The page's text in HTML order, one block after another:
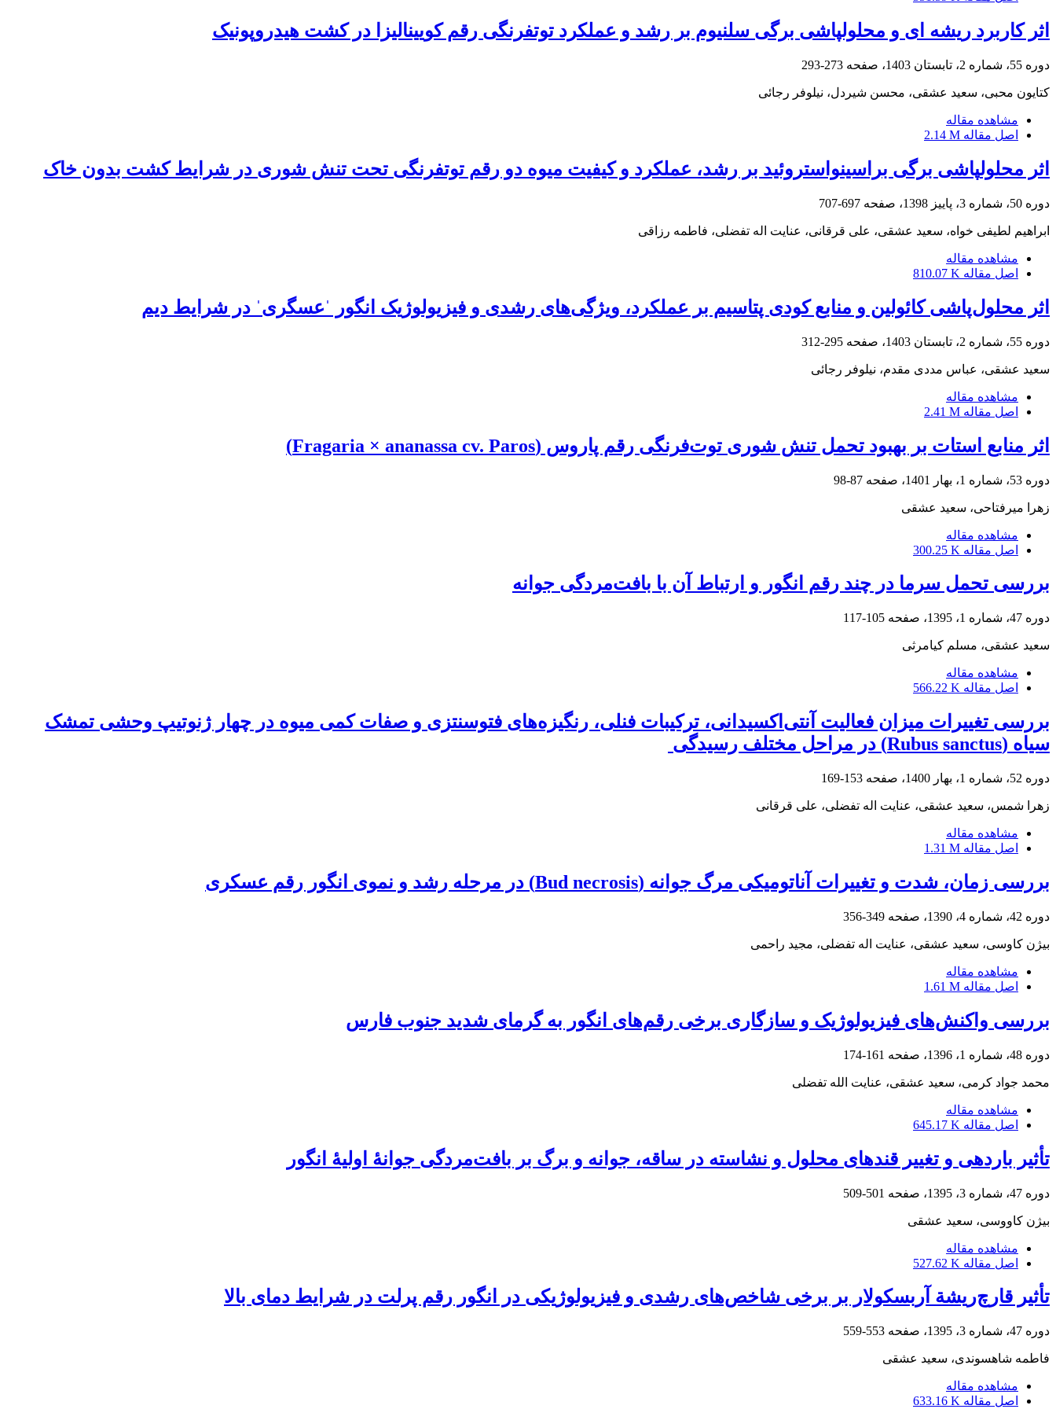
اثر کاربرد ریشه ‏ای و محلول‏پاشی برگی سلنیوم بر رشد و عملکرد توت‏فرنگی رقم کویین‏الیزا در کشت هیدروپونیک
دوره 55، شماره 2، تابستان 1403، صفحه 273-293
کتایون محبی، سعید عشقی، محسن شیردل، نیلوفر رجائی
مشاهده مقاله
اصل مقاله 2.14 M
اثر محلول‎‏پاشی برگی براسینواستروئید بر رشد، عملکرد و کیفیت میوه دو رقم توت‏فرنگی تحت تنش شوری در شرایط کشت بدون خاک
دوره 50، شماره 3، پاییز 1398، صفحه 697-707
ابراهیم لطیفی خواه، سعید عشقی، علی قرقانی، عنایت اله تفضلی، فاطمه رزاقی
مشاهده مقاله
اصل مقاله 810.07 K
اثر محلول‌پاشی کائولین و منابع کودی پتاسیم بر عملکرد، ویژگی‌های رشدی و فیزیولوژیک انگور ˈعسگریˈ در شرایط دیم
دوره 55، شماره 2، تابستان 1403، صفحه 295-312
سعید عشقی، عباس مددی مقدم، نیلوفر رجائی
مشاهده مقاله
اصل مقاله 2.41 M
اثر منابع استات بر بهبود تحمل تنش شوری توت‌فرنگی رقم پاروس (‏Fragaria × ananassa ‎cv. Paros‏)‏
دوره 53، شماره 1، بهار 1401، صفحه 87-98
زهرا میرفتاحی، سعید عشقی
مشاهده مقاله
اصل مقاله 300.25 K
بررسی تحمل سرما در چند رقم انگور و ارتباط آن با بافت‌مردگی جوانه
دوره 47، شماره 1، 1395، صفحه 105-117
سعید عشقی، مسلم کیامرثی
مشاهده مقاله
اصل مقاله 566.22 K
بررسی تغییرات میزان فعالیت آنتی‌اکسیدانی، ترکیبات فنلی، رنگیزه‌های فتوسنتزی و صفات کمی میوه ‏در چهار ژنوتیپ‌ وحشی تمشک
سیاه (‏Rubus sanctus‏) در مراحل مختلف رسیدگی ‏
دوره 52، شماره 1، بهار 1400، صفحه 153-169
زهرا شمس، سعید عشقی، عنایت اله تفضلی، علی قرقانی
مشاهده مقاله
اصل مقاله 1.31 M
بررسی زمان، شدت و تغییرات آناتومیکی مرگ جوانه‌ (Bud necrosis) در مرحله رشد و نموی انگور رقم عسکری
دوره 42، شماره 4، 1390، صفحه 349-356
بیژن کاوسی، سعید عشقی، عنایت اله تفضلی، مجید راحمی
مشاهده مقاله
اصل مقاله 1.61 M
بررسی واکنش‌های فیزیولوژیک و سازگاری برخی رقم‌های انگور به گرمای شدید جنوب فارس
دوره 48، شماره 1، 1396، صفحه 161-174
محمد جواد کرمی، سعید عشقی، عنایت الله تفضلی
مشاهده مقاله
اصل مقاله 645.17 K
تأثیر باردهی و تغییر قندهای محلول و نشاسته در ساقه، جوانه و برگ بر بافت‌مردگی جوانۀ اولیۀ انگور
دوره 47، شماره 3، 1395، صفحه 501-509
بیژن کاووسی، سعید عشقی
مشاهده مقاله
اصل مقاله 527.62 K
تأثیر قارچ‌ریشة آربسکولار بر برخی شاخص‌های رشدی و فیزیولوژیکی در انگور رقم پرلت در شرایط دمای بالا
دوره 47، شماره 3، 1395، صفحه 553-559
فاطمه شاهسوندی، سعید عشقی
مشاهده مقاله
اصل مقاله 633.16 K